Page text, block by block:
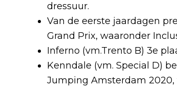
dressuur.
Van de eerste jaardagen
Grand Prix, waaronder
Inferno (vm.Trento B) 3e
Kenndale (vm. Special D)
Jumping Amsterdam